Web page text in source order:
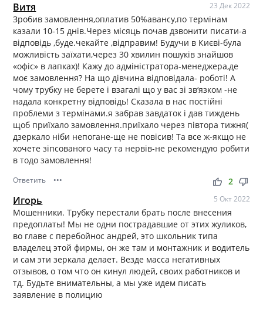
Витя 23 Дек 2022
Зробив замовлення,оплатив 50%авансу,по термінам
казали 10-15 днів.Через місяць почав дзвонити писати-а
відповідь ,буде.чекайте ,відправим! Будучи в Києві-була
можливість заїхати,через 30 хвилин пошуків знайшов
«офіс» в лапках)! Кажу до адміністратора-менеджера,де
моє замовлення? На що дівчина відповідала- роботі! А
чому трубку не берете і взагалі що у вас зі зв‘язком -не
надала конкретну відповідь! Сказала в нас постійні
проблеми з термінами.я забрав завдаток і дав тиждень
щоб приїхало замовлення.приїхало через півтора тижня(
дзеркало ніби непогане-ще не повісив! Та все ж-якщо не
хочете зіпсованого часу та нервів-не рекомендую робити
в тодо замовлення!
Ответить ••• thumb_up thumb_down
2
Игорь 5 Окт 2022
Мошенники. Трубку перестали брать после внесения
предоплаты! Мы не одни пострадавшие от этих жуликов,
во главе с перебойнос андрей, это школьник типа
владелец этой фирмы, он же там и монтажник и водитель
и сам эти зеркала делает. Везде масса негативных
отзывов, о том что он кинул людей, своих работников и
тд. Будьте внимательны, а мы уже идем писать
заявление в полицию